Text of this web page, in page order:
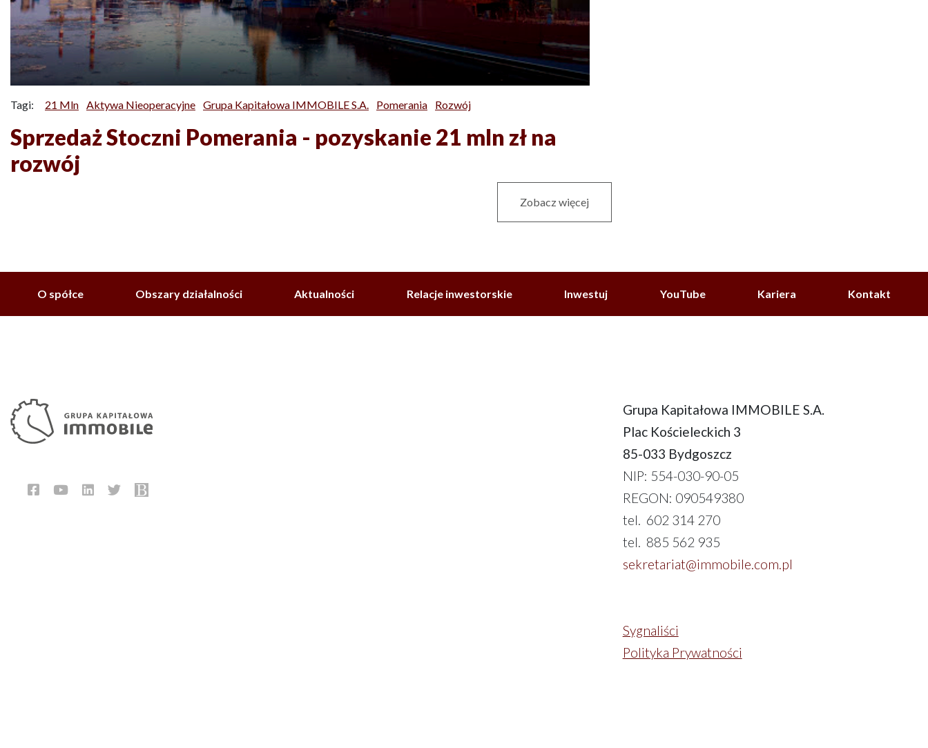
Tagi: 21 Mln Aktywa Nieoperacyjne Grupa Kapitałowa IMMOBILE S.A. Pomerania Rozwój
Sprzedaż Stoczni Pomerania - pozyskanie 21 mln zł na
rozwój
Zobacz więcej
O spółce Obszary działalności Aktualności Relacje inwestorskie Inwestuj YouTube Kariera Kontakt
Grupa Kapitałowa IMMOBILE S.A.
Plac Kościeleckich 3
85-033 Bydgoszcz
NIP: 554-030-90-05
REGON: 090549380
tel. 602 314 270
tel. 885 562 935
sekretariat@immobile.com.pl
Sygnaliści
Polityka Prywatności